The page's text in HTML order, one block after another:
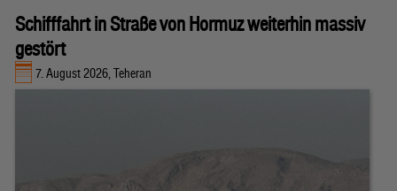
Schifffahrt in Straße von Hormuz weiterhin massiv
gestört
7. August 2026, Teheran